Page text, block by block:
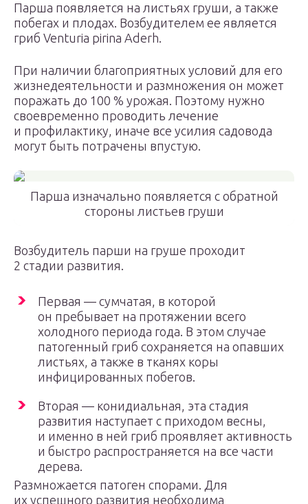
Парша появляется на листьях груши, а также
побегах и плодах. Возбудителем ее является
гриб Venturia pirina Aderh.
При наличии благоприятных условий для его
жизнедеятельности и размножения он может
поражать до 100 % урожая. Поэтому нужно
своевременно проводить лечение
и профилактику, иначе все усилия садовода
могут быть потрачены впустую.
Парша изначально появляется с обратной
стороны листьев груши
Возбудитель парши на груше проходит
2 стадии развития.
Первая — сумчатая, в которой
он пребывает на протяжении всего
холодного периода года. В этом случае
патогенный гриб сохраняется на опавших
листьях, а также в тканях коры
инфицированных побегов.
Вторая — конидиальная, эта стадия
развития наступает с приходом весны,
и именно в ней гриб проявляет активность
и быстро распространяется на все части
дерева.
Размножается патоген спорами. Для
их успешного развития необходима